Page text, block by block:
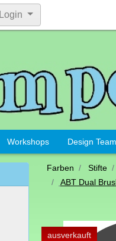
Login
Workshops Design Team
Farben Stifte
ABT Dual
ausverkauft